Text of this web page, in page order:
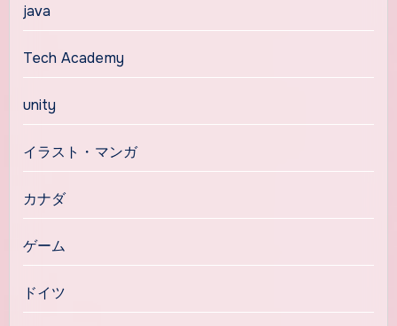
java
Tech Academy
unity
イラスト・マンガ
カナダ
ゲーム
ドイツ